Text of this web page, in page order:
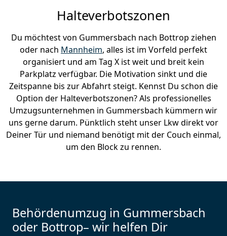
Halteverbotszonen
Du möchtest von Gummersbach nach Bottrop ziehen
oder nach Mannheim, alles ist im Vorfeld perfekt
organisiert und am Tag X ist weit und breit kein
Parkplatz verfügbar. Die Motivation sinkt und die
Zeitspanne bis zur Abfahrt steigt. Kennst Du schon die
Option der Halteverbotszonen? Als professionelles
Umzugsunternehmen in Gummersbach kümmern wir
uns gerne darum. Pünktlich steht unser Lkw direkt vor
Deiner Tür und niemand benötigt mit der Couch einmal,
um den Block zu rennen.
Behördenumzug in Gummersbach
oder Bottrop– wir helfen Dir